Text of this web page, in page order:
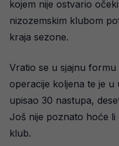
kojem nije ostvario
nizozemskim klubom
kraja sezone.
Vratio se u sjajnu
operacije koljena te je u
upisao 30 nastupa,
Još nije poznato hoće li
klub.